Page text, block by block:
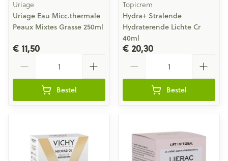
Uriage
Uriage Eau Micc.thermale
Peaux Mixtes Grasse 250ml
€ 11,50
Bestel
Topicrem
Hydra+ Stralende
Hydraterende Lichte Cr
40ml
€ 20,30
Bestel